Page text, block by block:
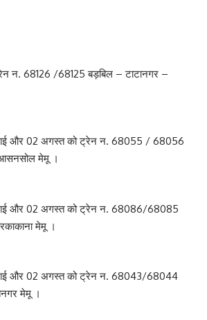
न. 68126 /68125 बड़बिल – टाटानगर –
और 02 अगस्त को ट्रेन न. 68055 / 68056
मेमू ।
और 02 अगस्त को ट्रेन न. 68086/68085
मेमू ।
और 02 अगस्त को ट्रेन न. 68043/68044
मेमू ।